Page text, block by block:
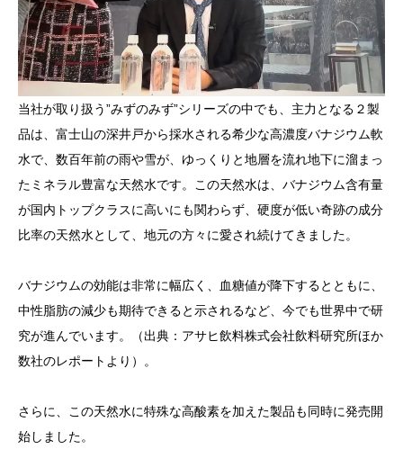
当社が取り扱う”みずのみず”シリーズの中でも、主力となる２製
品は、富士山の深井戸から採水される希少な高濃度バナジウム軟
水で、数百年前の雨や雪が、ゆっくりと地層を流れ地下に溜まっ
たミネラル豊富な天然水です。この天然水は、バナジウム含有量
が国内トップクラスに高いにも関わらず、硬度が低い奇跡の成分
比率の天然水として、地元の方々に愛され続けてきました。
バナジウムの効能は非常に幅広く、血糖値が降下するとともに、
中性脂肪の減少も期待できると示されるなど、今でも世界中で研
究が進んでいます。（出典：アサヒ飲料株式会社飲料研究所ほか
数社のレポートより）。
さらに、この天然水に特殊な高酸素を加えた製品も同時に発売開
始しました。